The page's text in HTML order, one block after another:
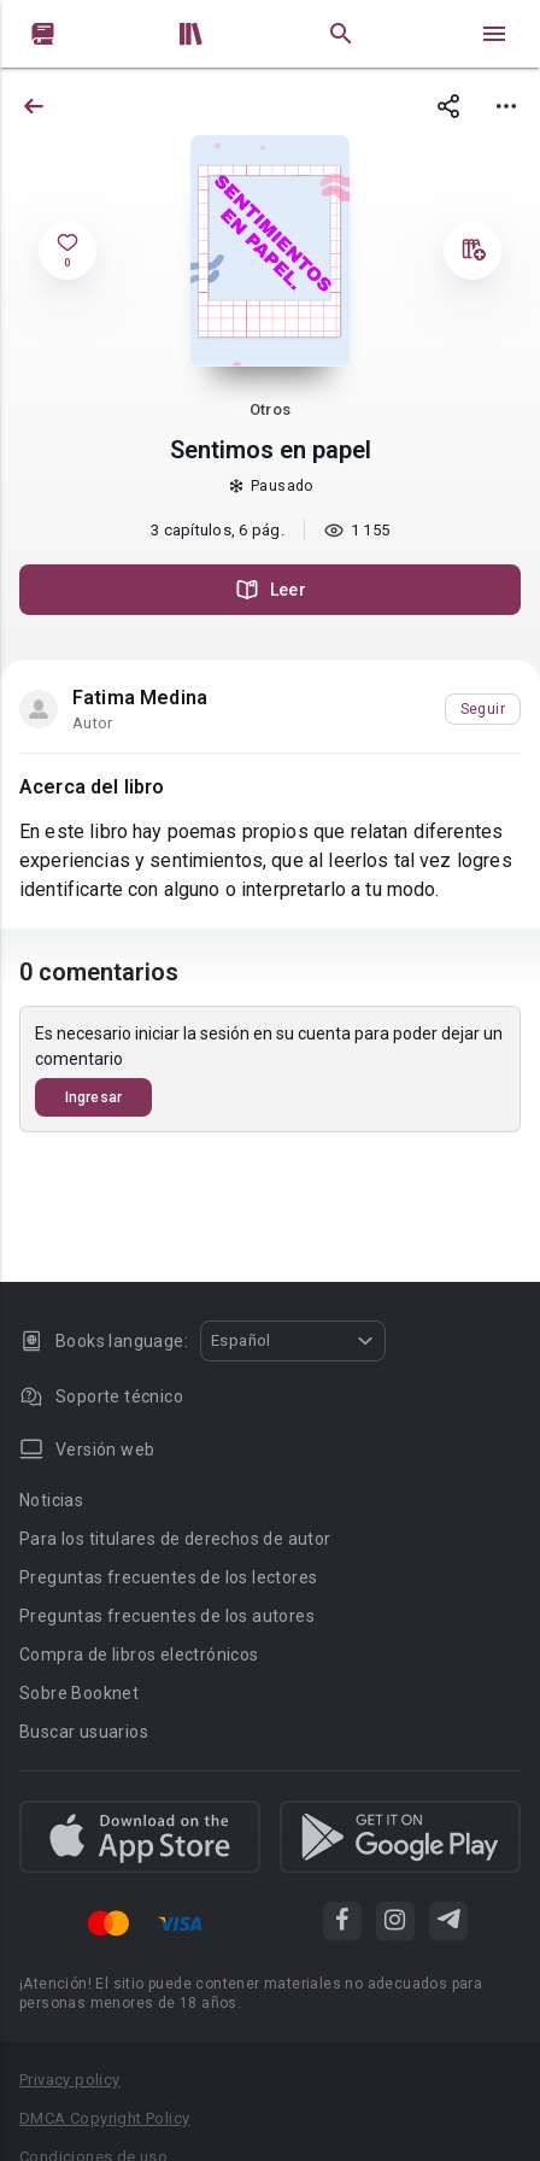
 
0
Otros
Sentimos en papel
Pausado
3 capítulos, 6 pág. 1 155
Leer
Fatima Medina
Autor
Seguir
Acerca del libro
En este libro hay poemas propios que relatan diferentes
experiencias y sentimientos, que al leerlos tal vez logres
identificarte con alguno o interpretarlo a tu modo.
0 comentarios
Es necesario iniciar la sesión en su cuenta para poder dejar un
comentario
Ingresar
Books language: Español
Soporte técnico
Versión web
Noticias
Para los titulares de derechos de autor
Preguntas frecuentes de los lectores
Preguntas frecuentes de los autores
Compra de libros electrónicos
Sobre Booknet
Buscar usuarios
¡Atención! El sitio puede contener materiales no adecuados para
personas menores de 18 años.
Privacy policy
DMCA Copyright Policy
Condiciones de uso